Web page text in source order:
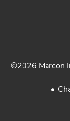
©2026 Marcon